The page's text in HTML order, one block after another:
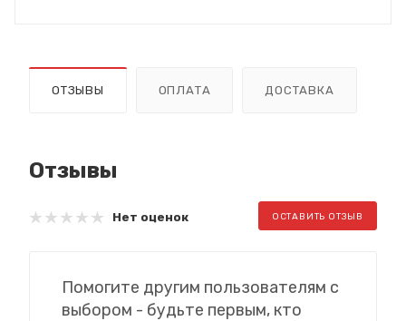
ОТЗЫВЫ ОПЛАТА ДОСТАВКА
Отзывы
Нет оценок ОСТАВИТЬ ОТЗЫВ
Помогите другим пользователям с
выбором - будьте первым, кто